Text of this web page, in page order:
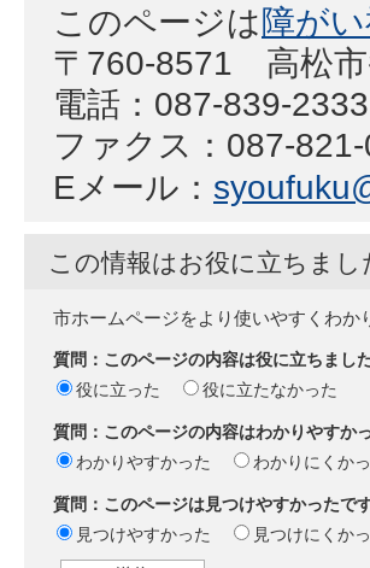
このページは障が
〒760-8571 高松市
電話：087-839-2333
ファクス：087-
Eメール：
この情報はお役に立ちまし
市ホームページをより使いやすくわ
質問：このページの内容は役に立ちまし
役に立った
役に立たなかった
質問：このページの内容はわかりやすか
わかりやすかった
わかりにくか
質問：このページは見つけやすかったで
見つけやすかった
見つけにくか